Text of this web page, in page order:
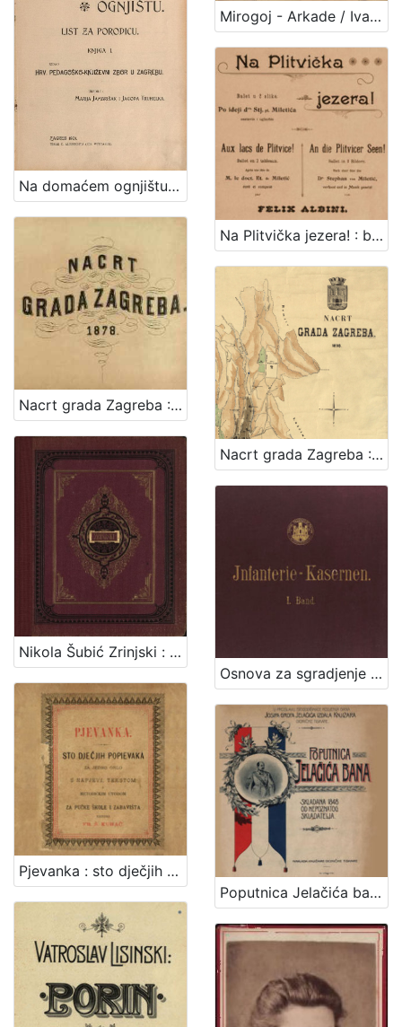
5
Mirogoj - Arkade / Ivan Standl
Na domaćem ognjištu : list za porodicu / uredile Marija Jambrišak i Jagoda Truhelka
Na Plitvička jezera! : balet u 2 slike : po ideji dra. Stj. pl Miletića = Aux lacs de Plitvice! : ballet en 2 tableaux : apres une idee de M. le doct. Et. de Miletić = An die Plitvicer Seen! : Bellet in 2 Bildern : nach einer Idee des Dr. Stephan von Miletić / sastavio i uglazbio Felix Albini
Nacrt grada Zagreba : 1878. / sastavio gradski gradjevni ured
Nacrt grada Zagreba : 1898. / sastavio gradski gradjevni ured
Nikola Šubić Zrinjski : glasbena tragedija u 3 čina (8 slika) : op. 403 / glasbotvorio Ivan pl. Zajc ; po drami Teodora Körnera napisao Hugo Badalić ; priređeno po sladatelju za glasovir ujedno s pjevanjem i sa hrvatskim i talijanskim tekstom. Zagreb, [1884].
Osnova za sgradjenje pješačke vojarne u Zagrebu = Entwurf für die in Agram zu erbauende Infanterie-Kasernen / izradjena po Franji Gruberu, Dragutinu Völckneru
Pjevanka : sto dječjih popievaka za jedno grlo s napjevi, tekstom i metodičkim uvodom : za pučke škole i zabavišta / uredio Fr. Š. Kuhač
Poputnica Jelačića bana : u proslavu stogodišnjice rodjenja bana Josipa grofa Jelačića izdala Knjižara dioničke tiskare.